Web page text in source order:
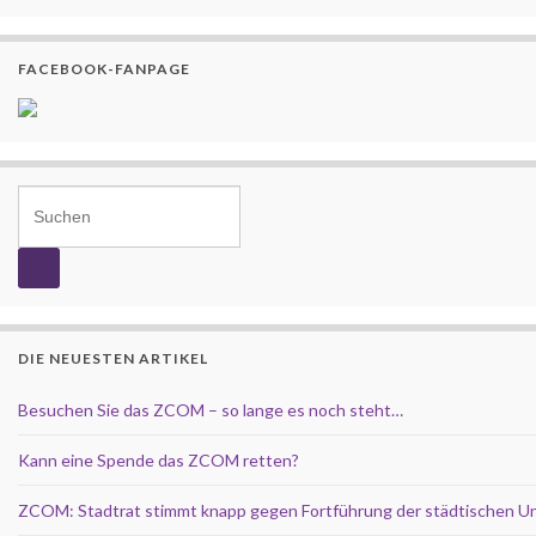
FACEBOOK-FANPAGE
DIE NEUESTEN ARTIKEL
Besuchen Sie das ZCOM – so lange es noch steht…
Kann eine Spende das ZCOM retten?
ZCOM: Stadtrat stimmt knapp gegen Fortführung der städtischen